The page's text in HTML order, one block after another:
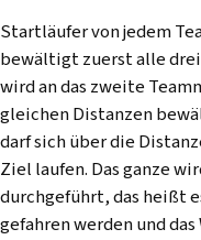
Startläufer von jedem
bewältigt zuerst alle
wird an das zweite
gleichen Distanzen
darf sich über die
Ziel laufen. Das ganze
durchgeführt, das heißt
gefahren werden und